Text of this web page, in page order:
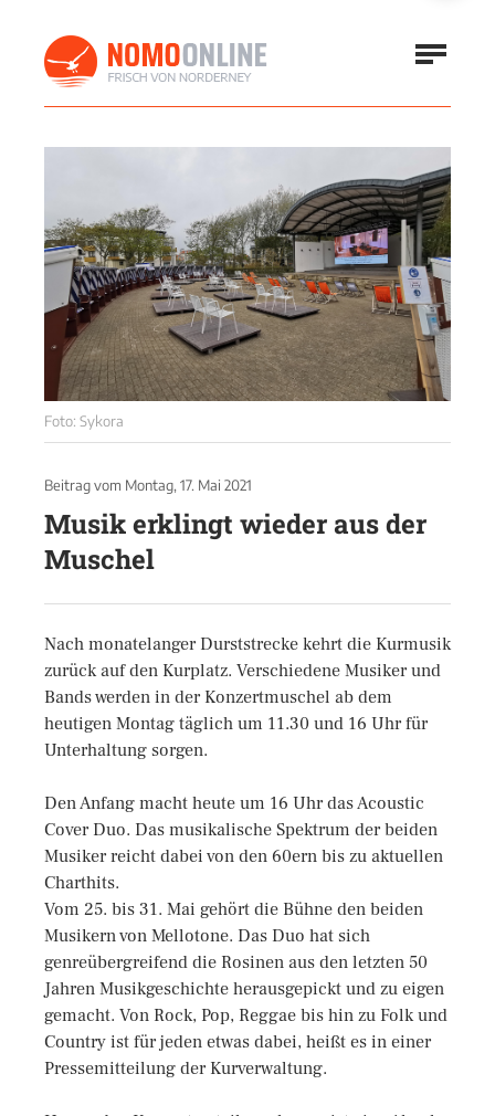
Foto: Sykora
Beitrag vom Montag, 17. Mai 2021
Musik erklingt wieder aus der
Muschel
Nach monatelanger Durststrecke kehrt die Kurmusik
zurück auf den Kurplatz. Verschiedene Musiker und
Bands werden in der Konzertmuschel ab dem
heutigen Montag täglich um 11.30 und 16 Uhr für
Unterhaltung sorgen.
Den Anfang macht heute um 16 Uhr das Acoustic
Cover Duo. Das musikalische Spektrum der beiden
Musiker reicht dabei von den 60ern bis zu aktuellen
Charthits.
Vom 25. bis 31. Mai gehört die Bühne den beiden
Musikern von Mellotone. Das Duo hat sich
genreübergreifend die Rosinen aus den letzten 50
Jahren Musikgeschichte herausgepickt und zu eigen
gemacht. Von Rock, Pop, Reggae bis hin zu Folk und
Country ist für jeden etwas dabei, heißt es in einer
Pressemitteilung der Kurverwaltung.